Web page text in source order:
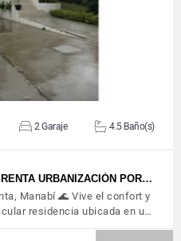
2 Garaje 4.5 Baño(s)
URBANIZACIÓN POR…
Manabí 🌊 Vive el confort y
residencia ubicada en u…